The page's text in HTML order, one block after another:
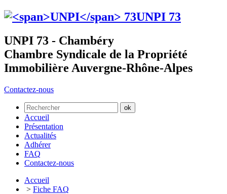
UNPI 73
UNPI 73 - Chambéry
Chambre Syndicale de la Propriété
Immobilière Auvergne-Rhône-Alpes
Contactez-nous
Accueil
Présentation
Actualités
Adhérer
FAQ
Contactez-nous
Accueil
> Fiche FAQ